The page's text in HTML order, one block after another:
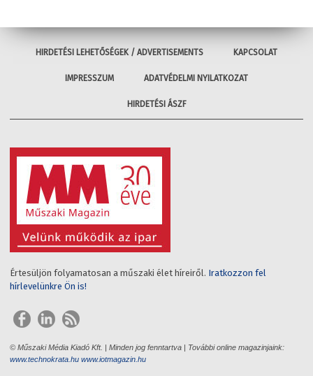
HIRDETÉSI LEHETŐSÉGEK / ADVERTISEMENTS KAPCSOLAT
IMPRESSZUM ADATVÉDELMI NYILATKOZAT
HIRDETÉSI ÁSZF
Értesüljön folyamatosan a műszaki élet híreiről. Iratkozzon fel
hírlevelünkre Ön is!
© Műszaki Média Kiadó Kft. | Minden jog fenntartva | További online magazinjaink:
www.technokrata.hu www.iotmagazin.hu